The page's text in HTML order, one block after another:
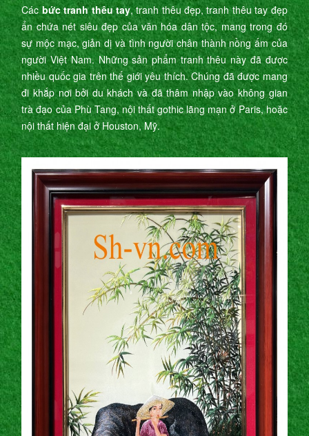
Cácbức tranh thêu tay, tranh thêu đẹp, tranh thêu tay đẹp
ẩn chứa nét siêu đẹp của văn hóa dân tộc, mang trong đó
sự mộc mạc, giản dị và tình người chân thành nồng ấm của
người Việt Nam. Những sản phẩm tranh thêu này đã được
nhiều quốc gia trên thế giới yêu thích. Chúng đã được mang
đi khắp nơi bởi du khách và đã thâm nhập vào không gian
trà đạo của Phù Tang, nội thất gothic lãng mạn ở Paris, hoặc
nội thất hiện đại ở Houston, Mỹ.